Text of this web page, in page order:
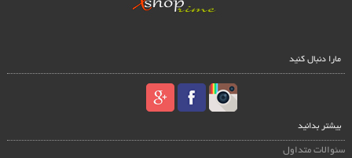
مارا دنبال کنید
بیشتر بدانید
سئوالات متداول